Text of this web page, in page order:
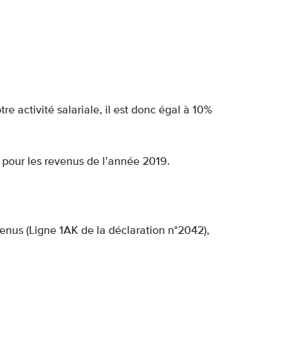
activité salariale, il est donc égal à 10%
les revenus de l’année 2019.
(Ligne 1AK de la déclaration n°2042),